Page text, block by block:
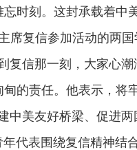
时刻。这封承载着中
席复信参加活动的两
复信那一刻，大家心
的责任。他表示，将
中美友好桥梁、促进两
表围绕复信精神结